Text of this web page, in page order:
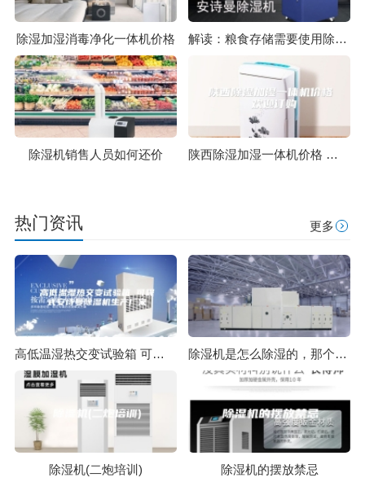
除湿加湿消毒净化一体机价格 解读：粮食存储需要使用除湿机
除湿机销售人员如何还价 陕西除湿加湿一体机价格 欢迎订购
热门资讯 更多
高低温湿热交变试验箱 可程式安诗曼除湿机生产厂家 除湿机是怎么除湿的，那个除湿机品牌比较好？
除湿机(二炮培训) 除湿机的摆放禁忌